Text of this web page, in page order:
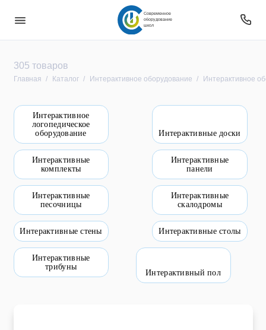
Современное
оборудование
школ
305 товаров
Главная Каталог Интерактивное оборудование Интерактивное
Безопасность
Интерактивное оборудование
Компьютерное и цифровое оборудование
Мебель
Оборудование
Оборудование для овз
Оборудование уличное и для прилегающей
территории
Пищевое оборудование и инвентарь
Интерактивное
логопедическое
оборудование
Интерактивные доски
Интерактивные
комплекты
Интерактивные
панели
Интерактивные
песочницы
Интерактивные
скалодромы
Интерактивные стены Интерактивные столы
Интерактивные
трибуны
Интерактивный пол